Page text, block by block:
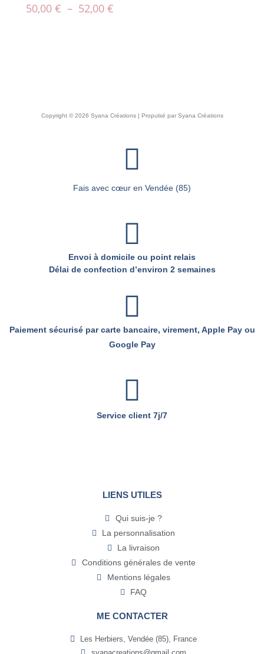
50,00 € – 52,00 €
Copyright © 2026 Syana Créations | Propulsé par Syana Créations
Fais avec cœur en Vendée (85)
Envoi à domicile ou point relais
Délai de confection d’environ 2 semaines
Paiement sécurisé par carte bancaire, virement, Apple Pay ou
Google Pay
Service client 7j/7
LIENS UTILES
Qui suis-je ?
La personnalisation
La livraison
Conditions générales de vente
Mentions légales
FAQ
ME CONTACTER
Les Herbiers, Vendée (85), France